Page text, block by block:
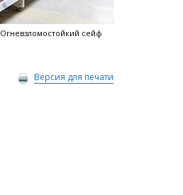
Огневзломостойкий сейф
Версия для печати